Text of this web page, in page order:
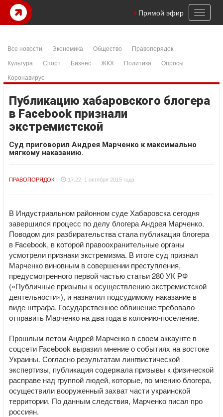
Toggle
Прямой эфир
Все новости Экономика Общество
Правопорядок
Культура
Спорт Бизнес ЖКХ Политика
Опросы
Коронавирус
Публикацию хабаровского блогера
в Facebook признали
экстремистской
Суд приговорил Андрея Марченко к максимально
мягкому наказанию.
ПРАВОПОРЯДОК 17:22, 1 октября 2015 года
В Индустриальном районном суде Хабаровска сегодня
завершился процесс по делу блогера Андрея Марченко.
Поводом для разбирательства стала публикация блогера
в Facebook, в которой правоохранительные органы
усмотрели признаки экстремизма. В итоге суд признал
Марченко виновным в совершении преступления,
предусмотренного первой частью статьи 280 УК РФ
(«Публичные призывы к осуществлению экстремистской
деятельности»), и назначил подсудимому наказание в
виде штрафа. Государственное обвинение требовало
отправить Марченко на два года в колонию-поселение.
Прошлым летом Андрей Марченко в своем аккаунте в
соцсети Facebook выразил мнение о событиях на востоке
Украины. Согласно результатам лингвистической
экспертизы, публикация содержала призывы к физической
расправе над группой людей, которые, по мнению блогера,
осуществили вооруженный захват части украинской
территории. По данным следствия, Марченко писал про
россиян.